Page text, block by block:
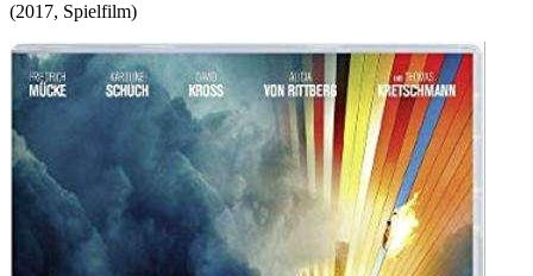
(2017, Spielfilm)